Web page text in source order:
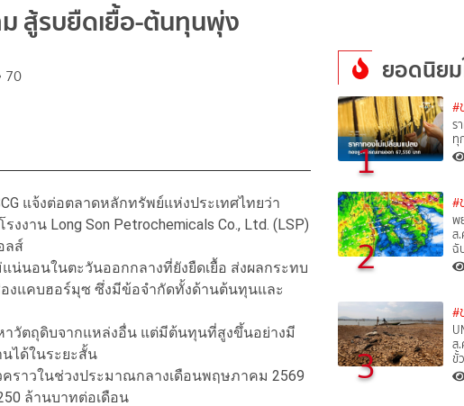
ม สู้รบยืดเยื้อ-ต้นทุนพุ่ง
70
แจ้งต่อตลาดหลักทรัพย์แห่งประเทศไทยว่า
าน Long Son Petrochemicals Co., Ltd. (LSP)
ลส์
นอนในตะวันออกกลางที่ยังยืดเยื้อ ส่งผลกระทบ
งแคบฮอร์มุซ ซึ่งมีข้อจำกัดทั้งด้านต้นทุนและ
าวัตถุดิบจากแหล่งอื่น แต่มีต้นทุนที่สูงขึ้นอย่างมี
ได้ในระยะสั้น
คราวในช่วงประมาณกลางเดือนพฤษภาคม 2569
ล้านบาทต่อเดือน
ยอดนิย
1
#
ร
ทุ
2
#
พ
ส
ฉั
3
#
ส
ขั้